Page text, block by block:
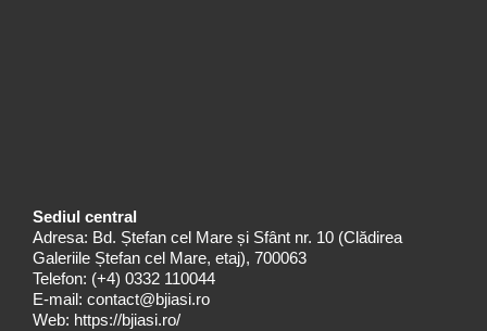
Sediul central
Adresa: Bd. Ștefan cel Mare și Sfânt nr. 10 (Clădirea
Galeriile Ștefan cel Mare, etaj), 700063
Telefon: (+4) 0332 110044
E-mail: contact@bjiasi.ro
Web: https://bjiasi.ro/